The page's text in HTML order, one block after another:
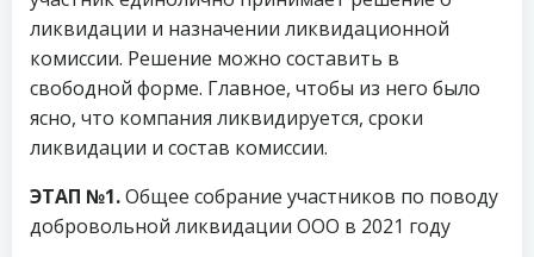
ликвидации и назначении ликвидационной
комиссии. Решение можно составить в
свободной форме. Главное, чтобы из него было
ясно, что компания ликвидируется, сроки
ликвидации и состав комиссии.
ЭТАП №1.Общее собрание участников по поводу
добровольной ликвидации ООО в 2021 году